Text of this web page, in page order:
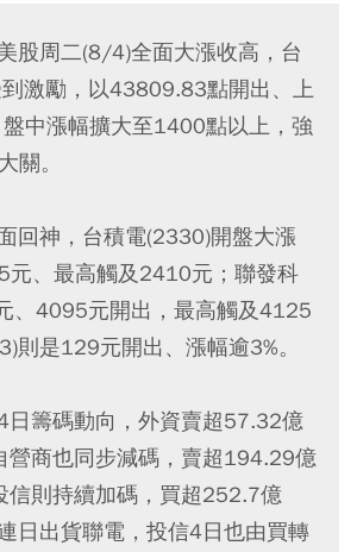
股周二(8/4)全面大漲收高，台
激勵，以43809.83點開出、上
中漲幅擴大至1400點以上，強
關。
回神，台積電(2330)開盤大漲
、最高觸及2410元；聯發科
、4095元開出，最高觸及4125
則是129元開出、漲幅逾3%。
日籌碼動向，外資賣超57.32億
營商也同步減碼，賣超194.29億
信則持續加碼，買超252.7億
日出貨聯電，投信4日也由買轉